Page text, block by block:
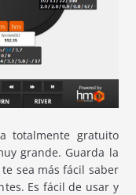
totalmente gratuito
grande. Guarda la
sea más fácil saber
Es fácil de usar y